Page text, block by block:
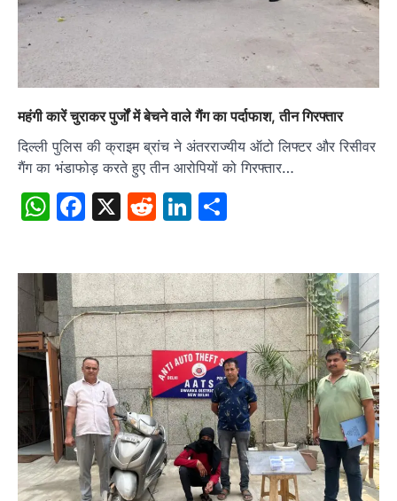
महंगी कारें चुराकर पुर्जों में बेचने वाले गैंग का पर्दाफाश, तीन गिरफ्तार
दिल्ली पुलिस की क्राइम ब्रांच ने अंतरराज्यीय ऑटो लिफ्टर और रिसीवर
गैंग का भंडाफोड़ करते हुए तीन आरोपियों को गिरफ्तार…
WhatsApp
Facebook
X RedditLinkedIn